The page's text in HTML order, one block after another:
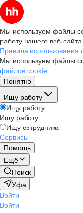
Мы используем файлы
работу нашего веб-
Правила использования
Мы используем файлы
файлов cookie
Понятно
Ищу работу
Ищу работу
Ищу работу
Ищу сотрудника
Сервисы
Помощь
Ещё
Поиск
Уфа
Войти
Войти